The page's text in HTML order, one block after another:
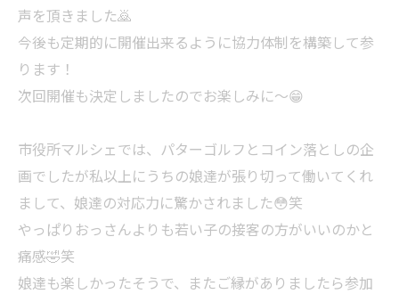
声を頂きました🙇
今後も定期的に開催出来るように協力体制を構築して参
ります！
次回開催も決定しましたのでお楽しみに〜😁
市役所マルシェでは、パターゴルフとコイン落としの企
画でしたが私以上にうちの娘達が張り切って働いてくれ
まして、娘達の対応力に驚かされました😳笑
やっぱりおっさんよりも若い子の接客の方がいいのかと
痛感🤣笑
娘達も楽しかったそうで、またご縁がありましたら参加